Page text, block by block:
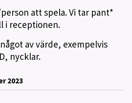
att spela. Vi tar pant*
i receptionen.
av värde, exempelvis
nycklar.
2023